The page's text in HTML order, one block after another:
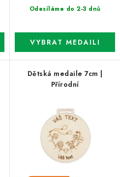
Odesíláme do 2-3 dnů
Dětská medaile 7cm |
Přírodní